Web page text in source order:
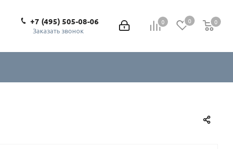
0 0 0
0
+7 (495) 505-08-06
Заказать звонок